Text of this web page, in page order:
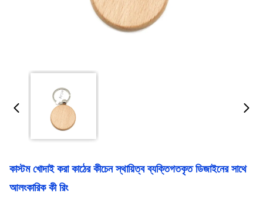
কাস্টম খোদাই করা কাঠের কীচেন স্থায়িত্ব ব্যক্তিগতকৃত ডিজাইনের সাথে
আলংকারিক কী রিং